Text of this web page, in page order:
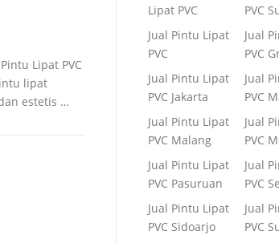
Lipat PVC
lipat
estetis …
Lipat PVC
PVC
Jual Pintu Lipat
PVC
Jual
PVC
Jual Pintu Lipat
PVC Jakarta
Jual
PVC
Jual Pintu Lipat
PVC Malang
Jual
PVC
Jual Pintu Lipat
PVC Pasuruan
Jual
PVC
Jual Pintu Lipat
PVC Sidoarjo
Jual
PVC